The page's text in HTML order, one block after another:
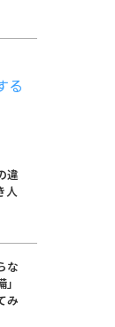
る
違
人
な
み